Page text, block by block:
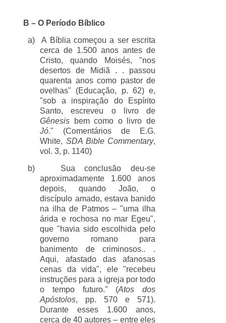
B – O Período Bíblico
a)
A Bíblia começou a ser escrita
cerca de 1.500 anos antes de
Cristo, quando Moisés, "nos
desertos de Midiã . . passou
quarenta anos como pastor de
ovelhas" (Educação, p. 62) e,
"sob a inspiração do Espírito
Santo, escreveu o livro de
Gênesis bem como o livro de
Jó." (Comentários de E.G.
White, SDA Bible Commentary,
vol. 3, p. 1140)
b)
Sua conclusão deu-se
aproximadamente 1.600 anos
depois, quando João, o
discípulo amado, estava banido
na ilha de Patmos – "uma ilha
árida e rochosa no mar Egeu",
que "havia sido escolhida pelo
governo romano para
banimento de criminosos.. .
Aqui, afastado das afanosas
cenas da vida", ele "recebeu
instruções para a igreja por todo
o tempo futuro." (Atos dos
Apóstolos, pp. 570 e 571).
Durante esses 1.600 anos,
cerca de 40 autores – entre eles